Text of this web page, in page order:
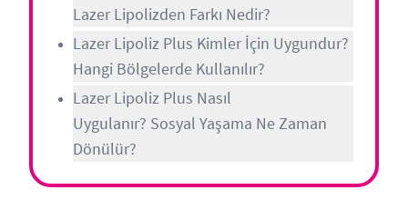
Lazer Lipolizden Farkı Nedir?
Lazer Lipoliz Plus Kimler İçin Uygundur?
Hangi Bölgelerde Kullanılır?
Lazer Lipoliz Plus Nasıl
Uygulanır? Sosyal Yaşama Ne Zaman
Dönülür?